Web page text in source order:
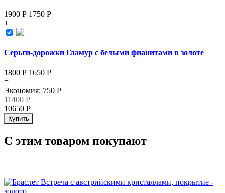
1900 Р 1750 Р
+
Серьги-дорожки Гламур с белыми фианитами в золоте
1800 Р 1650 Р
=
Экономия: 750 Р
11400Р
10650 Р
Купить
С этим товаром покупают